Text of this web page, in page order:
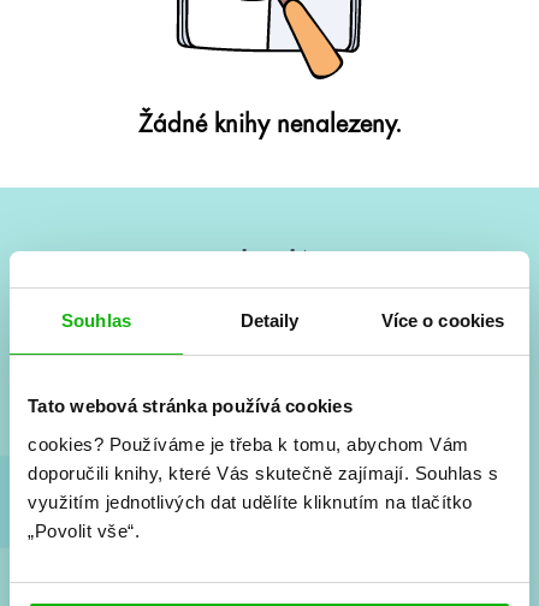
Souhlas Detaily Více o cookies
Tato webová stránka používá cookies
cookies? Používáme je třeba k tomu, abychom Vám
doporučili knihy, které Vás skutečně zajímají. Souhlas s
využitím jednotlivých dat udělíte kliknutím na tlačítko
„Povolit vše“.
Žádné knihy nenalezeny.
Vše kolem #youngadult každý měsíc rovnou do mailu!
a seriálové adaptace a další.